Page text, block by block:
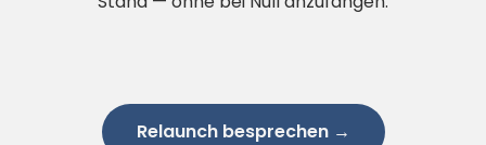
Relaunch besprechen →